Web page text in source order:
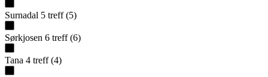
Surnadal 5 treff (5)
Sørkjosen 6 treff (6)
Tana 4 treff (4)